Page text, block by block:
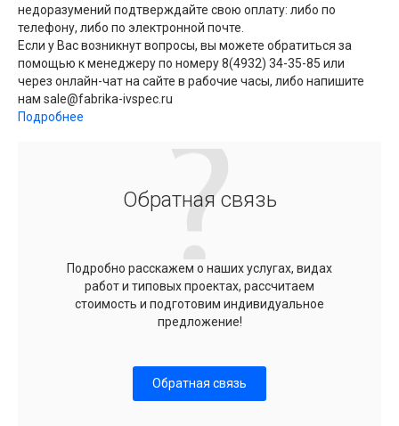
недоразумений подтверждайте свою оплату: либо по
телефону, либо по электронной почте.
Если у Вас возникнут вопросы, вы можете обратиться за
помощью к менеджеру по номеру 8(4932) 34-35-85 или
через онлайн-чат на сайте в рабочие часы, либо напишите
нам sale@fabrika-ivspec.ru
Подробнее
Обратная связь
Подробно расскажем о наших услугах, видах
работ и типовых проектах, рассчитаем
стоимость и подготовим индивидуальное
предложение!
Обратная связь